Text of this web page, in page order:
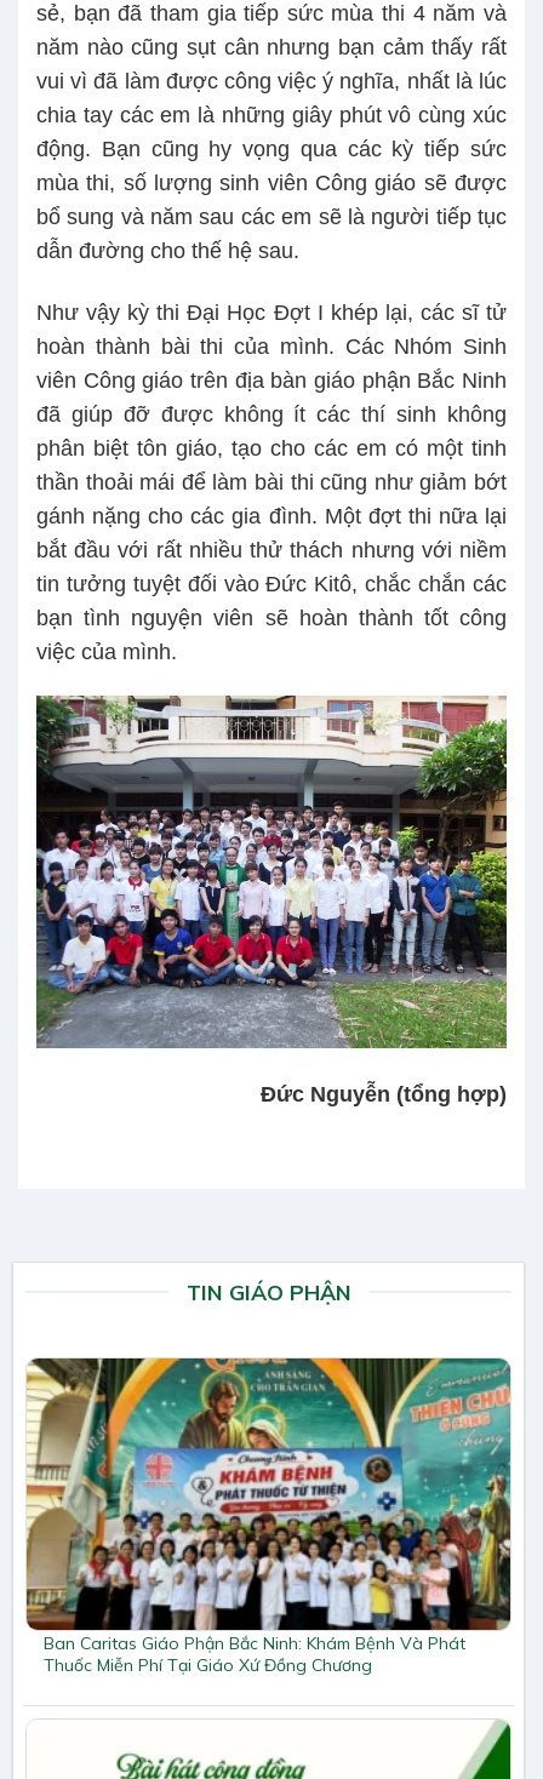
sẻ, bạn đã tham gia tiếp sức mùa thi 4 năm và
năm nào cũng sụt cân nhưng bạn cảm thấy rất
vui vì đã làm được công việc ý nghĩa, nhất là lúc
chia tay các em là những giây phút vô cùng xúc
động. Bạn cũng hy vọng qua các kỳ tiếp sức
mùa thi, số lượng sinh viên Công giáo sẽ được
bổ sung và năm sau các em sẽ là người tiếp tục
dẫn đường cho thế hệ sau.
Như vậy kỳ thi Đại Học Đợt I khép lại, các sĩ tử
hoàn thành bài thi của mình. Các Nhóm Sinh
viên Công giáo trên địa bàn giáo phận Bắc Ninh
đã giúp đỡ được không ít các thí sinh không
phân biệt tôn giáo, tạo cho các em có một tinh
thần thoải mái để làm bài thi cũng như giảm bớt
gánh nặng cho các gia đình. Một đợt thi nữa lại
bắt đầu với rất nhiều thử thách nhưng với niềm
tin tưởng tuyệt đối vào Đức Kitô, chắc chắn các
bạn tình nguyện viên sẽ hoàn thành tốt công
việc của mình.
Đức Nguyễn (tổng hợp)
TIN GIÁO PHẬN
Ban Caritas Giáo Phận Bắc Ninh: Khám Bệnh Và Phát
Thuốc Miễn Phí Tại Giáo Xứ Đồng Chương